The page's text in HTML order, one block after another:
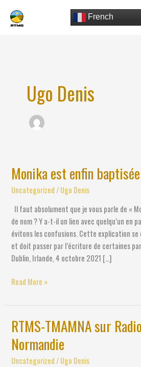
contenu
French
Ugo Denis
Monika est enfin
Uncategorized/Ugo Denis
Il faut absolument que je vous parle de «
de nom ? Y a-t-il un lien avec quelqu’un en
évitons les confusions. Cette explication se
et doit passer par l’écriture de certaines
Dublin, Irlande, 4 octobre 2021 […]
Monika
est
enfin
baptisée
!
Read More »
RTMS-TMAMNA sur
Normandie
Uncategorized/Ugo Denis
RTMS-
TMAMNA
sur
Radio